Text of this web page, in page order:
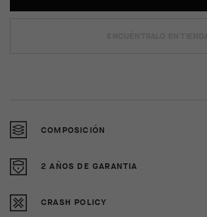
COMPOSICIÓN
2 AÑOS DE GARANTIA
CRASH POLICY